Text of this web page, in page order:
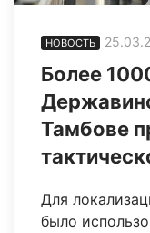
НОВОСТЬ
Более
Тамбове
Для
было